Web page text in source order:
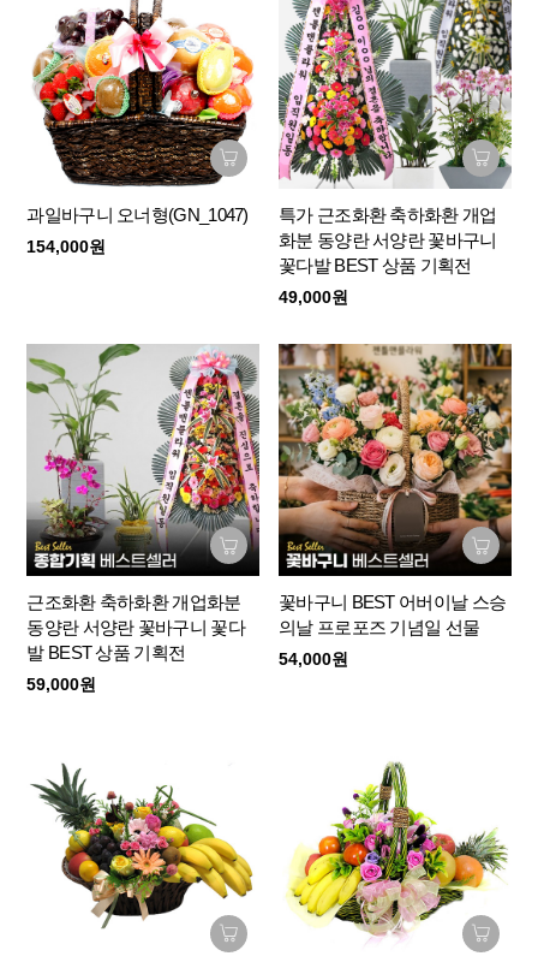
과일바구니 오너형(GN_1047)
154,000원
특가 근조화환 축하화환 개업
화분 동양란 서양란 꽃바구니
꽃다발 BEST 상품 기획전
49,000원
근조화환 축하화환 개업화분
동양란 서양란 꽃바구니 꽃다
발 BEST 상품 기획전
59,000원
꽃바구니 BEST 어버이날 스승
의날 프로포즈 기념일 선물
54,000원